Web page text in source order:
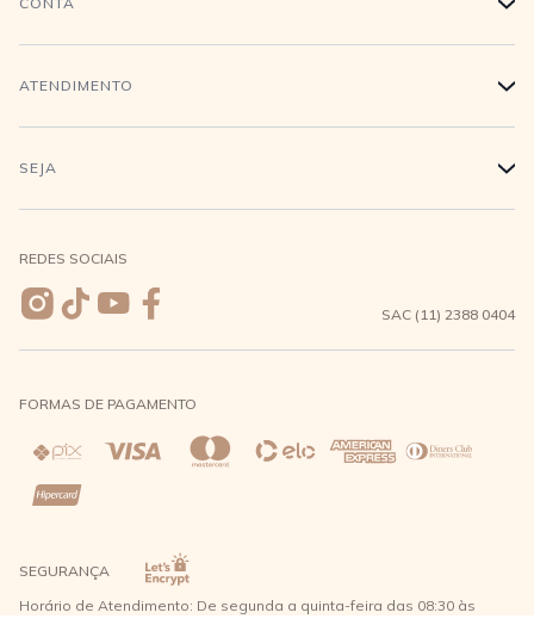
Conecte-se
Login
Meus pedidos
Wishlist
ATENDIMENTO +
Compra Segura
Entrega e Frete
Trocas e Devoluções
Direito de Arrependimento
Política de Privacidade
SEJA +
REDES SOCIAIS
SAC (11) 2388 0404
FORMAS DE PAGAMENTO
SEGURANÇA
Horário de Atendimento: De segunda a quinta-feira das 08:30 às